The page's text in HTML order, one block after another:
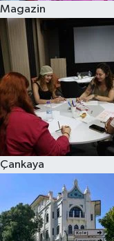
Magazin
Çankaya